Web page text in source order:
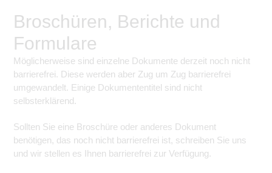
Broschüren, Berichte und
Formulare
Möglicherweise sind einzelne Dokumente derzeit noch nicht
barrierefrei. Diese werden aber Zug um Zug barrierefrei
umgewandelt. Einige Dokumententitel sind nicht
selbsterklärend.
Sollten Sie eine Broschüre oder anderes Dokument
benötigen, das noch nicht barrierefrei ist, schreiben Sie uns
und wir stellen es Ihnen barrierefrei zur Verfügung.